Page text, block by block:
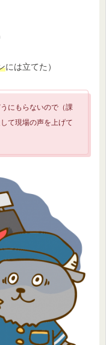
には立てた）
にもらないので（課
て現場の声を上げて